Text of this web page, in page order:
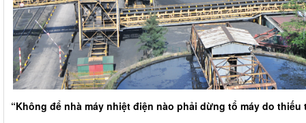
“Không để nhà máy nhiệt điện nào phải dừng tổ máy do thiếu